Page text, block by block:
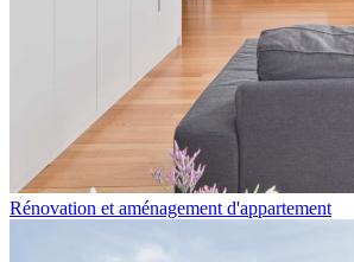
Rénovation et aménagement d'appartement